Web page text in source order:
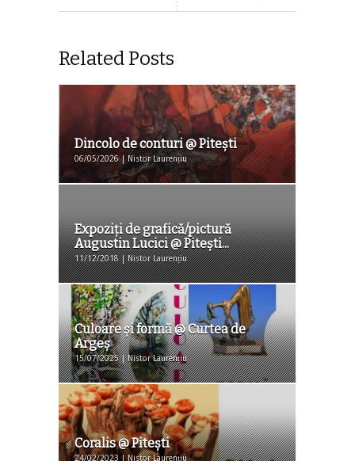
Related Posts
Dincolo de conturi @ Pitești
06/05/2026 | Nistor Laurențiu
Expoziți de grafică/pictură
Augustin Lucici @ Pitești...
11/12/2018 | Nistor Laurențiu
Culoare şi formă @ Curtea de
Argeş
15/07/2025 | Nistor Laurențiu
Coralis @ Piteşti
24/02/2023 | Nistor Laurențiu